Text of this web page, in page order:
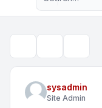
sysadmin
Site Admin